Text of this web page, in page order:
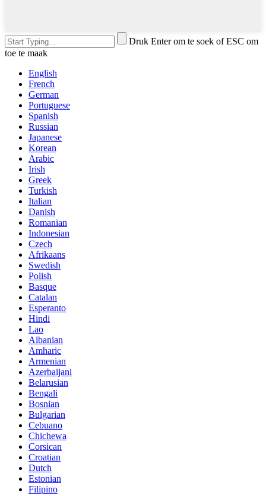
Druk Enter om te soek of ESC om
toe te maak
English
French
German
Portuguese
Spanish
Russian
Japanese
Korean
Arabic
Irish
Greek
Turkish
Italian
Danish
Romanian
Indonesian
Czech
Afrikaans
Swedish
Polish
Basque
Catalan
Esperanto
Hindi
Lao
Albanian
Amharic
Armenian
Azerbaijani
Belarusian
Bengali
Bosnian
Bulgarian
Cebuano
Chichewa
Corsican
Croatian
Dutch
Estonian
Filipino